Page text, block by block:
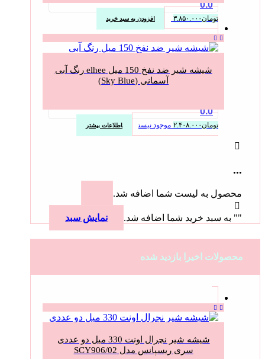
0.0
تومان۳.۸۵۰.۰۰۰ افزودن به سبد خرید
شیشه شیر ضد نفخ 150 میل elhee رنگ آبی
آسمانی (Sky Blue)
0.0
تومان۲.۴۰۸.۰۰۰ موجود نیست اطلاعات بیشتر
...
محصول به لیست شما اضافه شد.
"" به سبد خرید شما اضافه شد. نمایش سبد
محصولات اخیرا بازدید شده
شیشه شیر نچرال اونت 330 میل دو عددی
سری ریسپانس مدل SCY906/02